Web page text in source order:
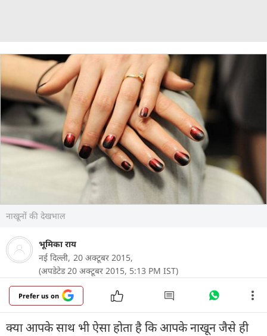
नाखूनों की देखभाल
भूमिका राय
नई दिल्ली, 20 अक्टूबर 2015,
(अपडेटेड 20 अक्टूबर 2015, 5:13 PM IST)
Prefer us on
क्या आपके साथ भी ऐसा होता है कि आपके नाखून जैसे ही